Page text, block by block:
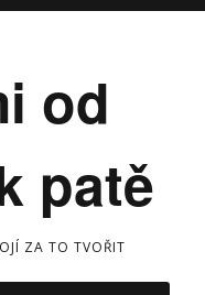
od
patě
ZA TO TVOŘIT